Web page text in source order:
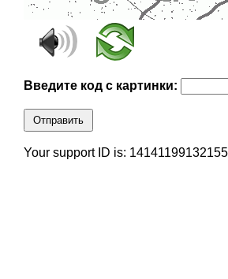
Введите код с картинки:
Отправить
Your support ID is: